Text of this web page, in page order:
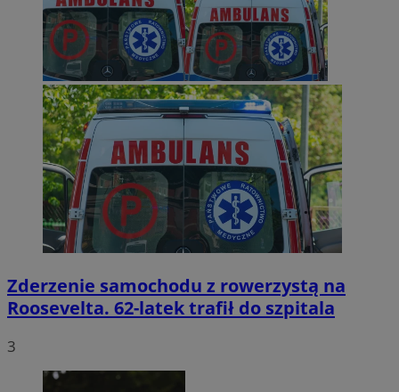
Zderzenie samochodu z rowerzystą na
Roosevelta. 62-latek trafił do szpitala
3